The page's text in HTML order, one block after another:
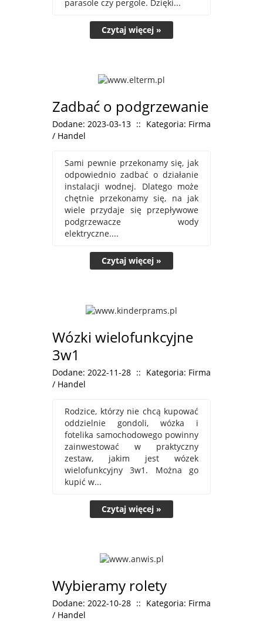
parasole czy pergole. Dzięki...
Czytaj więcej »
Zadbać o podgrzewanie
Dodane: 2023-03-13 :: Kategoria: Firma
/ Handel
Sami pewnie przekonamy się, jak
odpowiednio zadbać o działanie
instalacji wodnej. Dlatego może
chętnie przekonamy się, na jak
wiele przydaje się przepływowe
podgrzewacze wody
elektryczne....
Czytaj więcej »
Wózki wielofunkcyjne
3w1
Dodane: 2022-11-28 :: Kategoria: Firma
/ Handel
Rodzice, którzy nie chcą kupować
oddzielnie gondoli, wózka i
fotelika samochodowego powinny
zainwestować w praktyczny
zestaw, jakim jest wózek
wielofunkcyjny 3w1. Można go
kupić w...
Czytaj więcej »
Wybieramy rolety
Dodane: 2022-10-28 :: Kategoria: Firma
/ Handel